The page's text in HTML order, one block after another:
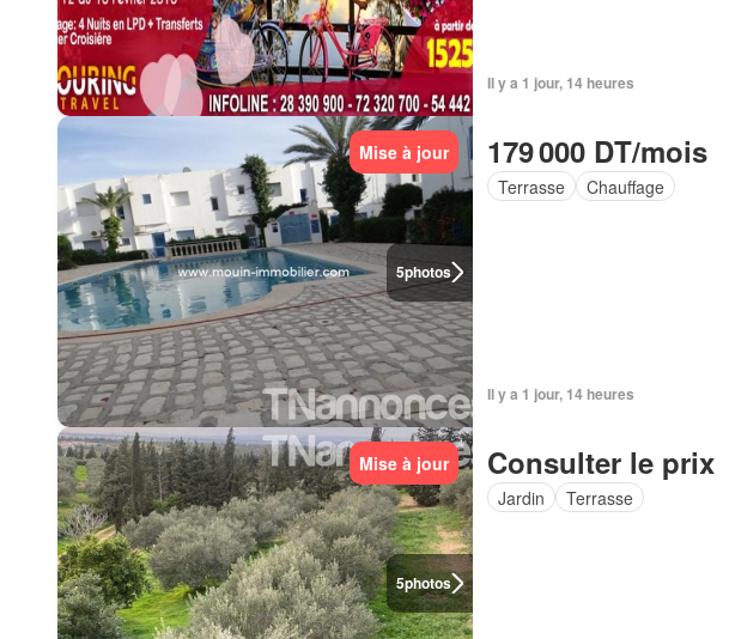
Il y a 1 jour, 14 heures
5photos
Mise à jour 179 000 DT/mois
Terrasse Chauffage
Il y a 1 jour, 14 heures
5photos
Mise à jour Consulter le prix
Jardin Terrasse